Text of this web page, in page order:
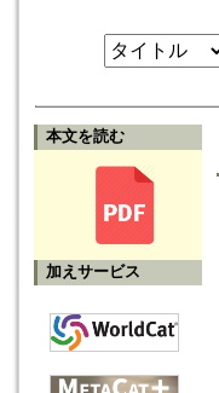
本文を読む
加えサービス